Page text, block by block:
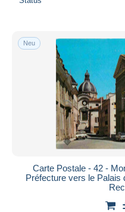
Neu
Carte Postale - 42 -
Préfecture vers le Palais